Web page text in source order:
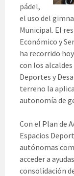
pádel,
el uso del
Municipal. El
Económico y
ha recorrido
con los
Deportes y
terreno la
autonomía de
Con el Plan de
Espacios
autónomas
acceder a
consolidación